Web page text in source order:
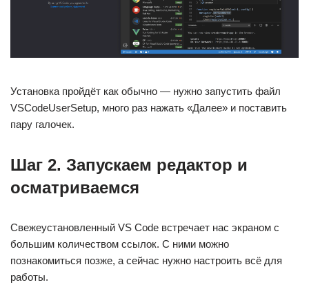
Установка пройдёт как обычно — нужно запустить файл
VSCodeUserSetup, много раз нажать «Далее» и поставить
пару галочек.
Шаг 2. Запускаем редактор и
осматриваемся
Свежеустановленный VS Code встречает нас экраном с
большим количеством ссылок. С ними можно
познакомиться позже, а сейчас нужно настроить всё для
работы.